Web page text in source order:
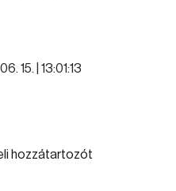
15. | 13:01:13